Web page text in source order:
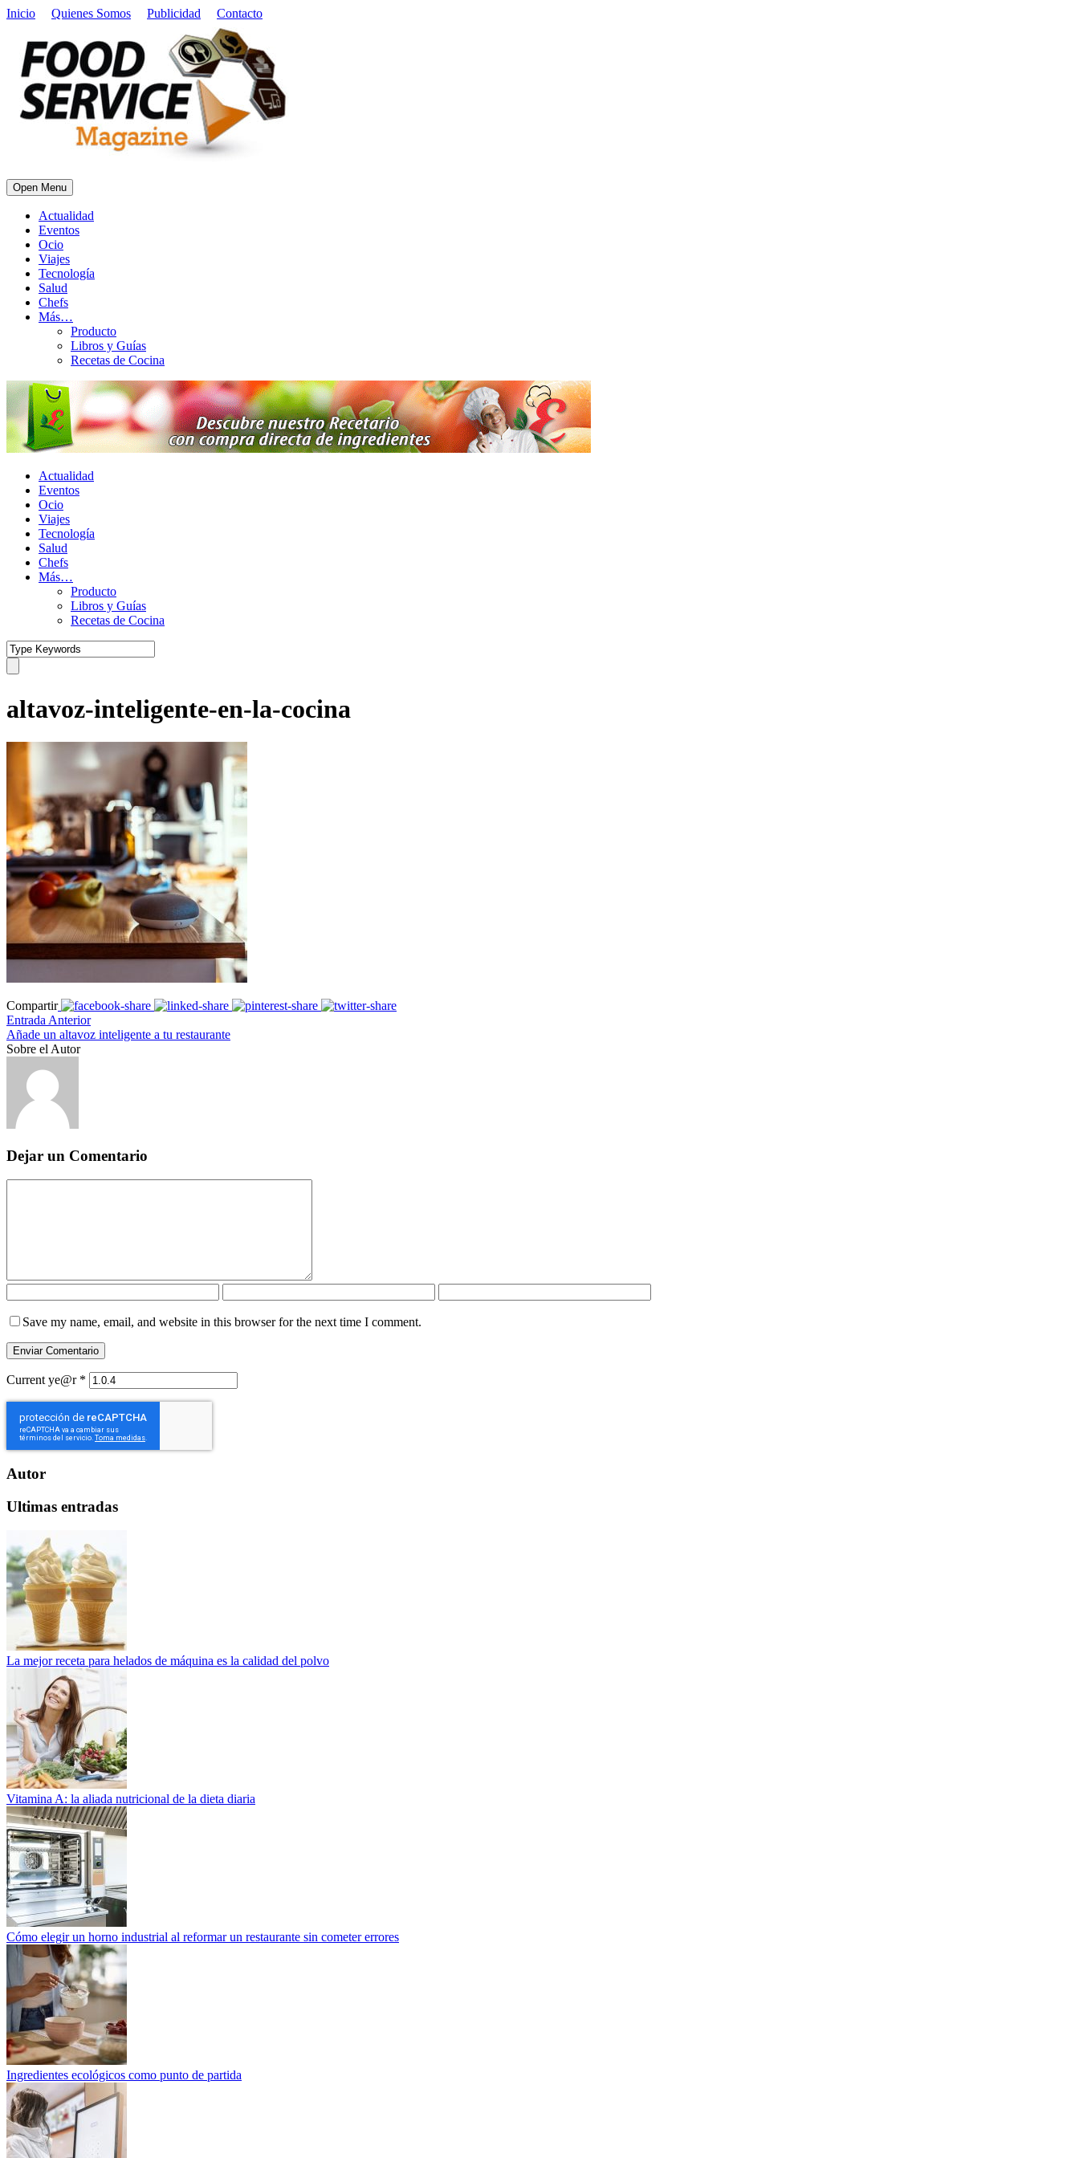
Inicio Quienes Somos Publicidad Contacto
Open Menu
Actualidad
Eventos
Ocio
Viajes
Tecnología
Salud
Chefs
Más…
Producto
Libros y Guías
Recetas de Cocina
Actualidad
Eventos
Ocio
Viajes
Tecnología
Salud
Chefs
Más…
Producto
Libros y Guías
Recetas de Cocina
altavoz-inteligente-en-la-cocina
Compartir
Entrada Anterior
Añade un altavoz inteligente a tu restaurante
Sobre el Autor
Dejar un Comentario
Save my name, email, and website in this browser for the next time I comment.
Current ye@r *
Autor
Ultimas entradas
La mejor receta para helados de máquina es la calidad del polvo
Vitamina A: la aliada nutricional de la dieta diaria
Cómo elegir un horno industrial al reformar un restaurante sin cometer errores
Ingredientes ecológicos como punto de partida